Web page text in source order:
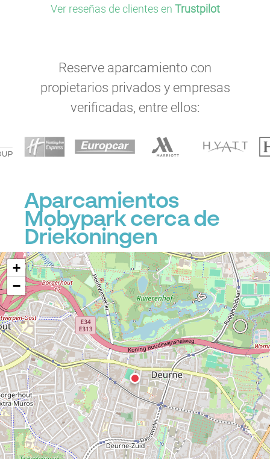
Ver reseñas de clientes en Trustpilot
Reserve aparcamiento con
propietarios privados y empresas
verificadas, entre ellos:
Aparcamientos
Mobypark cerca de
Driekoningen
+
−